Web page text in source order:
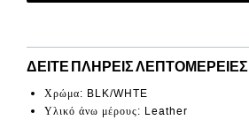
ΔΕΊΤΕ ΠΛΉΡΕΙΣ ΛΕΠΤΟΜΈΡΕΙΕΣ
Χρώμα: BLK/WHTE
Υλικό άνω μέρους: Leather